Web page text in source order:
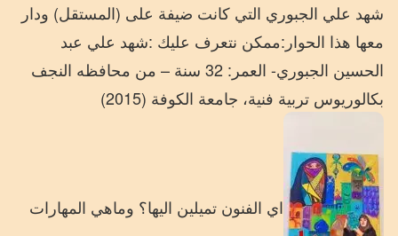
شهد علي الجبوري التي كانت ضيفة على (المستقل) ودار
معها هذا الحوار:ممكن نتعرف عليك :شهد علي عبد
الحسين الجبوري- العمر: 32 سنة – من محافظه النجف
بكالوريوس تربية فنية، جامعة الكوفة (2015)
اي الفنون تميلين اليها؟ وماهي المهارات